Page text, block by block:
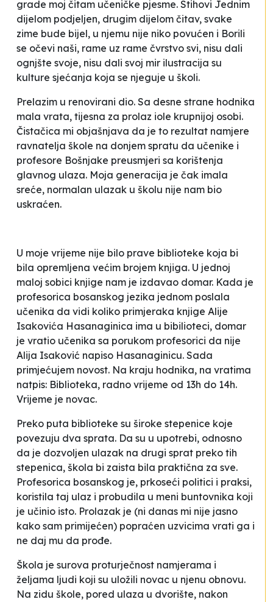
grade moj čitam učeničke pjesme. Stihovi Jednim
dijelom podjeljen, drugim dijelom čitav, svake
zime bude bijel, u njemu nije niko povućen i Borili
se očevi naši, rame uz rame čvrstvo svi, nisu dali
ognjšte svoje, nisu dali svoj mir ilustracija su
kulture sjećanja koja se njeguje u školi.
Prelazim u renovirani dio. Sa desne strane hodnika
mala vrata, tijesna za prolaz iole krupnijoj osobi.
Čistačica mi objašnjava da je to rezultat namjere
ravnatelja škole na donjem spratu da učenike i
profesore Bošnjake preusmjeri sa korištenja
glavnog ulaza. Moja generacija je čak imala
sreće, normalan ulazak u školu nije nam bio
uskraćen.
U moje vrijeme nije bilo prave biblioteke koja bi
bila opremljena većim brojem knjiga. U jednoj
maloj sobici knjige nam je izdavao domar. Kada je
profesorica bosanskog jezika jednom poslala
učenika da vidi koliko primjeraka knjige Alije
Isakovića Hasanaginica ima u bibilioteci, domar
je vratio učenika sa porukom profesorici da nije
Alija Isaković napiso Hasanaginicu. Sada
primjećujem novost. Na kraju hodnika, na vratima
natpis: Biblioteka, radno vrijeme od 13h do 14h.
Vrijeme je novac.
Preko puta biblioteke su široke stepenice koje
povezuju dva sprata. Da su u upotrebi, odnosno
da je dozvoljen ulazak na drugi sprat preko tih
stepenica, škola bi zaista bila praktična za sve.
Profesorica bosanskog je, prkoseći politici i praksi,
koristila taj ulaz i probudila u meni buntovnika koji
je učinio isto. Prolazak je (ni danas mi nije jasno
kako sam primijećen) popraćen uzvicima vrati ga i
ne daj mu da prođe.
Škola je surova proturječnost namjerama i
željama ljudi koji su uložili novac u njenu obnovu.
Na zidu škole, pored ulaza u dvorište, nakon